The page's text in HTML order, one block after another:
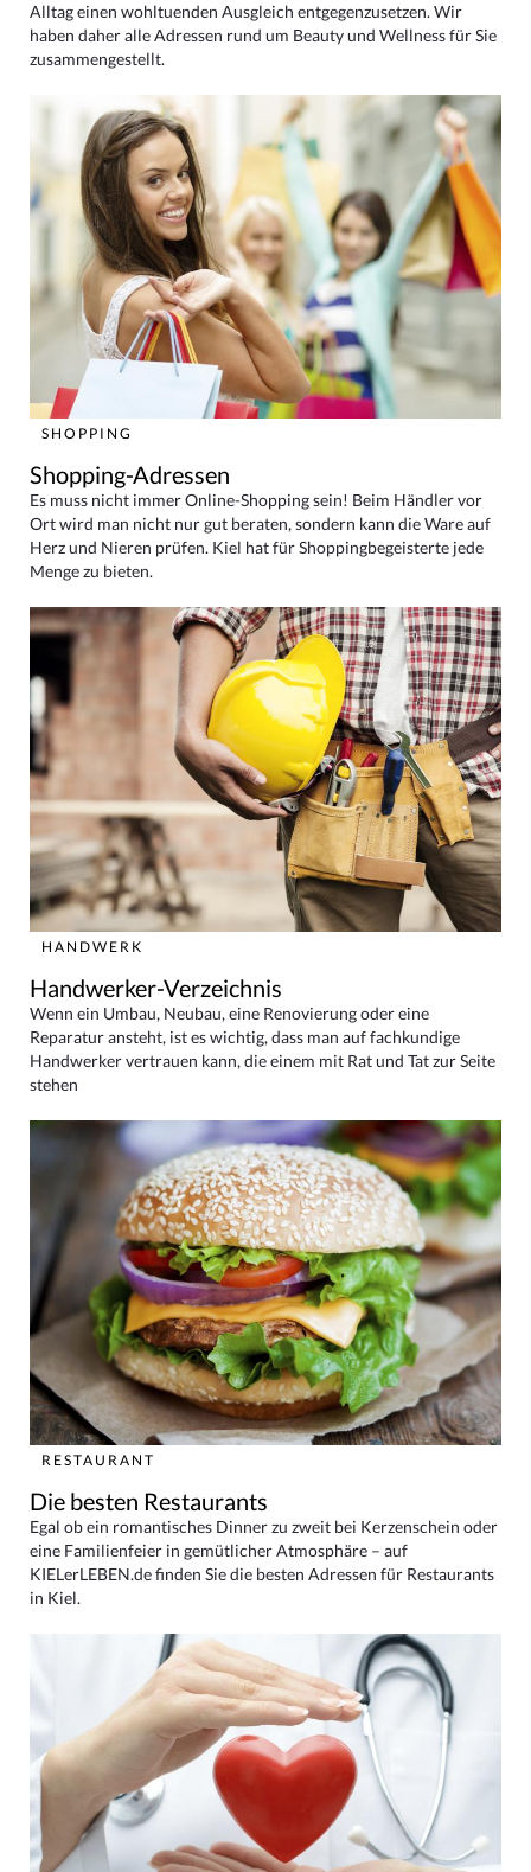
Alltag einen wohltuenden Ausgleich entgegenzusetzen. Wir
haben daher alle Adressen rund um Beauty und Wellness für Sie
zusammengestellt.
SHOPPING
Shopping-Adressen
Es muss nicht immer Online-Shopping sein! Beim Händler vor
Ort wird man nicht nur gut beraten, sondern kann die Ware auf
Herz und Nieren prüfen. Kiel hat für Shoppingbegeisterte jede
Menge zu bieten.
HANDWERK
Handwerker-Verzeichnis
Wenn ein Umbau, Neubau, eine Renovierung oder eine
Reparatur ansteht, ist es wichtig, dass man auf fachkundige
Handwerker vertrauen kann, die einem mit Rat und Tat zur Seite
stehen
RESTAURANT
Die besten Restaurants
Egal ob ein romantisches Dinner zu zweit bei Kerzenschein oder
eine Familienfeier in gemütlicher Atmosphäre – auf
KIELerLEBEN.de finden Sie die besten Adressen für Restaurants
in Kiel.